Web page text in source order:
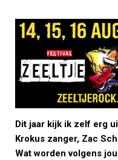
Dit jaar kijk ik zelf erg
Krokus zanger, Zac
Wat worden volgens